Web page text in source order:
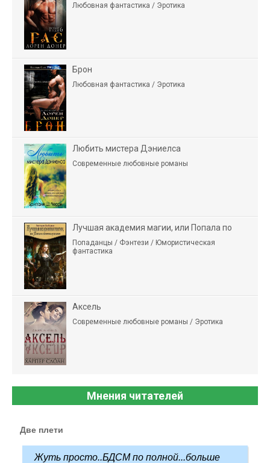
Любовная фантастика / Эротика
Брон
Любовная фантастика / Эротика
Любить мистера Дэниелса
Современные любовные романы
Лучшая академия магии, или Попала по
Попаданцы / Фэнтези / Юмористическая
фантастика
Аксель
Современные любовные романы / Эротика
Мнения читателей
Две плети
Жуть просто..БДСМ по полной...больше